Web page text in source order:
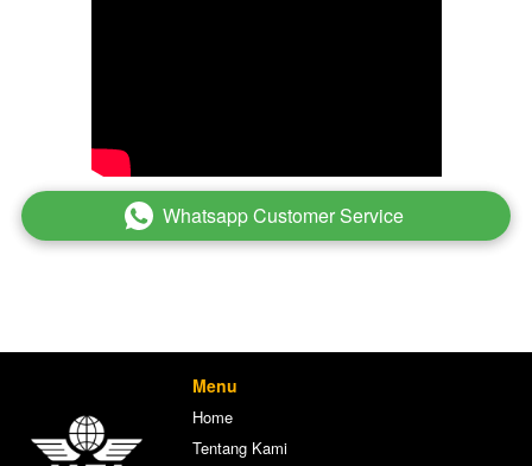
` Whatsapp Customer Service
Menu
Home
Tentang Kami